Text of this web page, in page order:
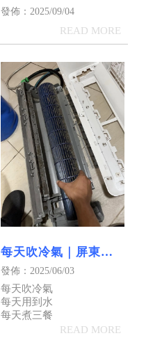
洗？洗衣機清洗｜屏
東洗衣機清洗｜高雄
發佈：2025/09/04
每天吹冷氣｜屏東洗
冷氣
發佈：2025/06/03
每天吹冷氣
每天用到水
每天煮三餐